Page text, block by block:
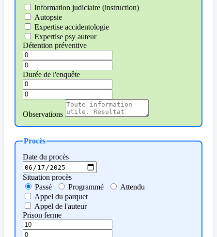
Information judiciaire (instruction)
Autopsie
Expertise accidentologie
Expertise psy auteur
Détention préventive
Durée de l'enquête
Observations
Procès
Date du procès
Situation procès
Passé
Programmé
Attendu
Appel du parquet
Appel de l'auteur
Prison ferme